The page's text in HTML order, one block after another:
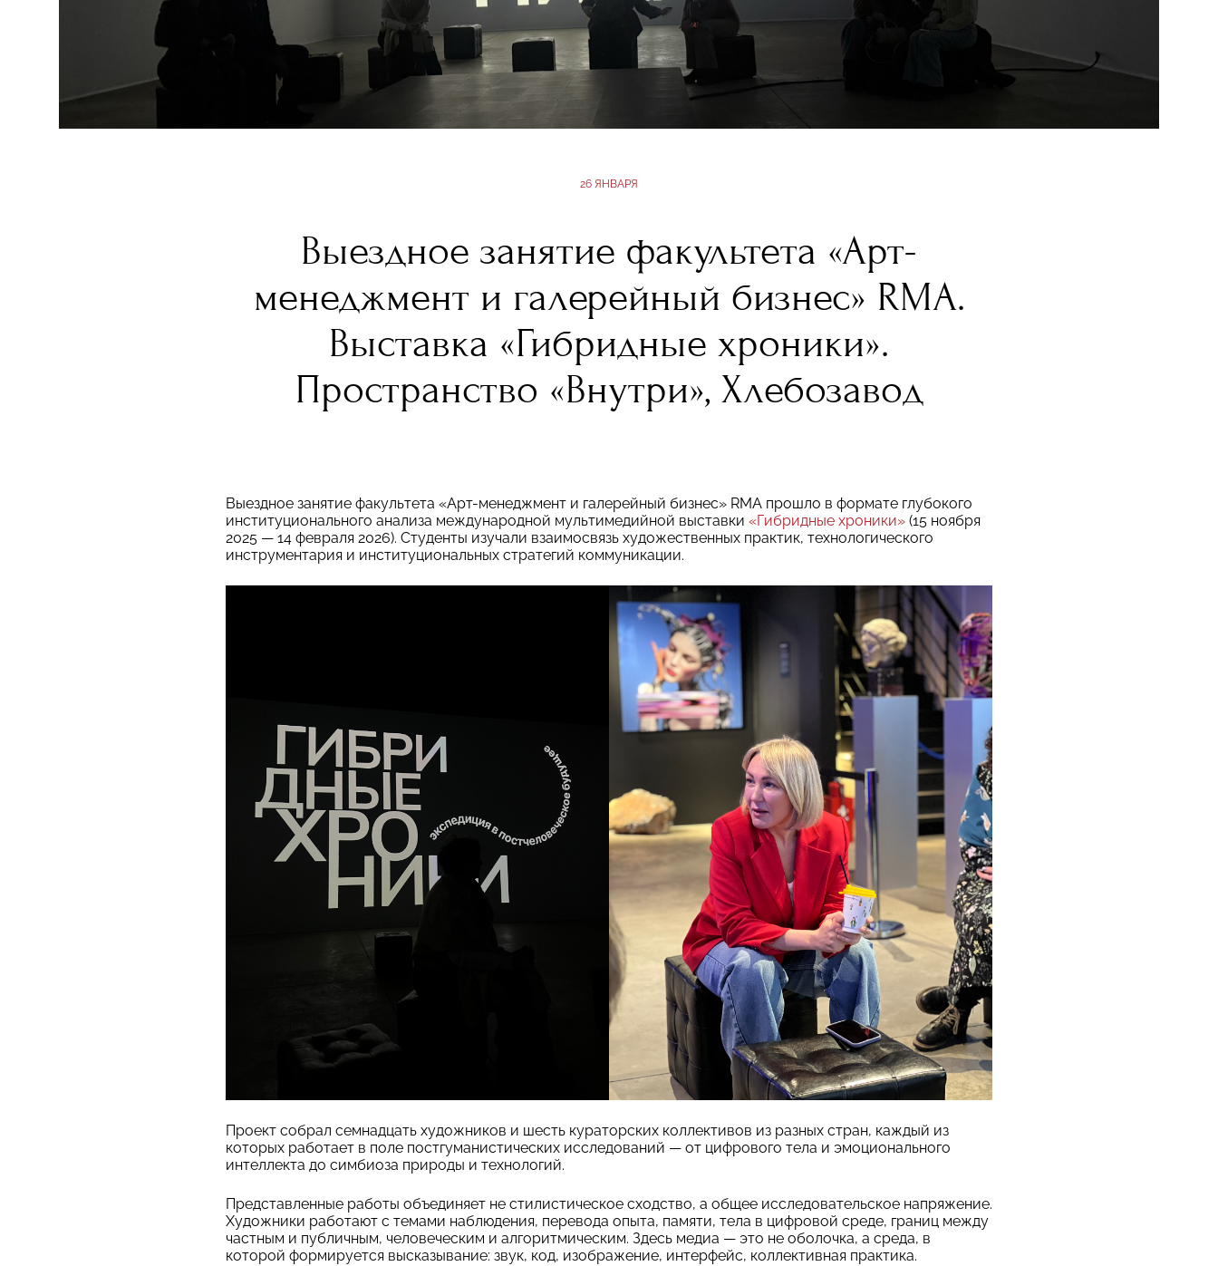
26 ЯНВАРЯ
Выездное занятие факультета «Арт-
менеджмент и галерейный бизнес» RMA.
Выставка «Гибридные хроники».
Пространство «Внутри», Хлебозавод
Выездное занятие факультета «Арт-менеджмент и галерейный бизнес» RMA прошло в формате глубокого
институционального анализа международной мультимедийной выставки «Гибридные хроники» (15 ноября
2025 — 14 февраля 2026). Студенты изучали взаимосвязь художественных практик, технологического
инструментария и институциональных стратегий коммуникации.
Проект собрал семнадцать художников и шесть кураторских коллективов из разных стран, каждый из
которых работает в поле постгуманистических исследований — от цифрового тела и эмоционального
интеллекта до симбиоза природы и технологий.
Представленные работы объединяет не стилистическое сходство, а общее исследовательское напряжение.
Художники работают с темами наблюдения, перевода опыта, памяти, тела в цифровой среде, границ между
частным и публичным, человеческим и алгоритмическим. Здесь медиа — это не оболочка, а среда, в
которой формируется высказывание: звук, код, изображение, интерфейс, коллективная практика.